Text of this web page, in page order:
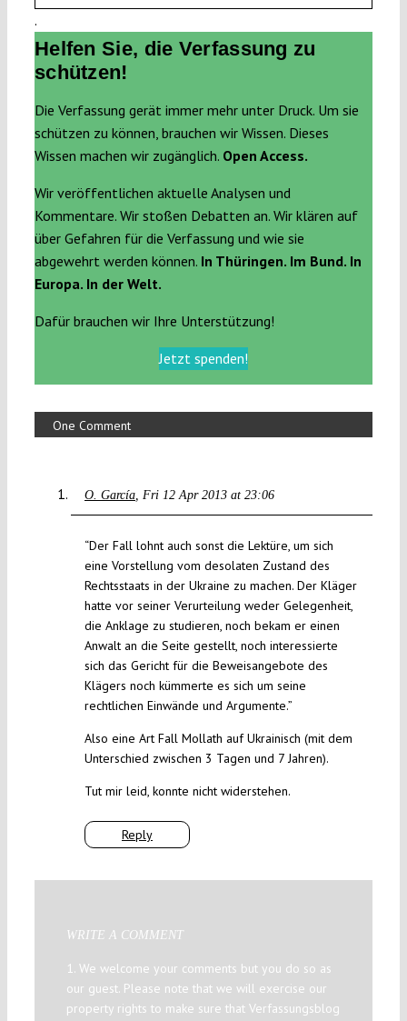
.
Helfen Sie, die Verfassung zu
schützen!
Die Verfassung gerät immer mehr unter Druck. Um sie
schützen zu können, brauchen wir Wissen. Dieses
Wissen machen wir zugänglich. Open Access.
Wir veröffentlichen aktuelle Analysen und
Kommentare. Wir stoßen Debatten an. Wir klären auf
über Gefahren für die Verfassung und wie sie
abgewehrt werden können. In Thüringen. Im Bund. In
Europa. In der Welt.
Dafür brauchen wir Ihre Unterstützung!
Jetzt spenden!
One Comment
O. García Fri 12 Apr 2013 at 23:06
Reply
“Der Fall lohnt auch sonst die Lektüre, um sich
eine Vorstellung vom desolaten Zustand des
Rechtsstaats in der Ukraine zu machen. Der Kläger
hatte vor seiner Verurteilung weder Gelegenheit,
die Anklage zu studieren, noch bekam er einen
Anwalt an die Seite gestellt, noch interessierte
sich das Gericht für die Beweisangebote des
Klägers noch kümmerte es sich um seine
rechtlichen Einwände und Argumente.”
Also eine Art Fall Mollath auf Ukrainisch (mit dem
Unterschied zwischen 3 Tagen und 7 Jahren).
Tut mir leid, konnte nicht widerstehen.
WRITE A COMMENT
1. We welcome your comments but you do so as
our guest. Please note that we will exercise our
property rights to make sure that Verfassungsblog